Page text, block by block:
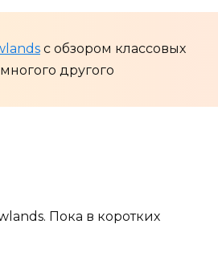
с обзором классовых
другого
Пока в коротких